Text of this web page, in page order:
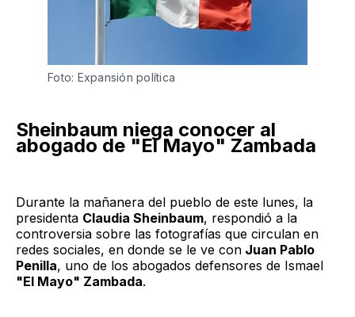
Foto: Expansión política
Sheinbaum niega conocer al
abogado de "El Mayo" Zambada
Durante la mañanera del pueblo de este lunes, la
presidenta Claudia Sheinbaum, respondió a la
controversia sobre las fotografías que circulan en
redes sociales, en donde se le ve con Juan Pablo
Penilla, uno de los abogados defensores de Ismael
"El Mayo" Zambada.